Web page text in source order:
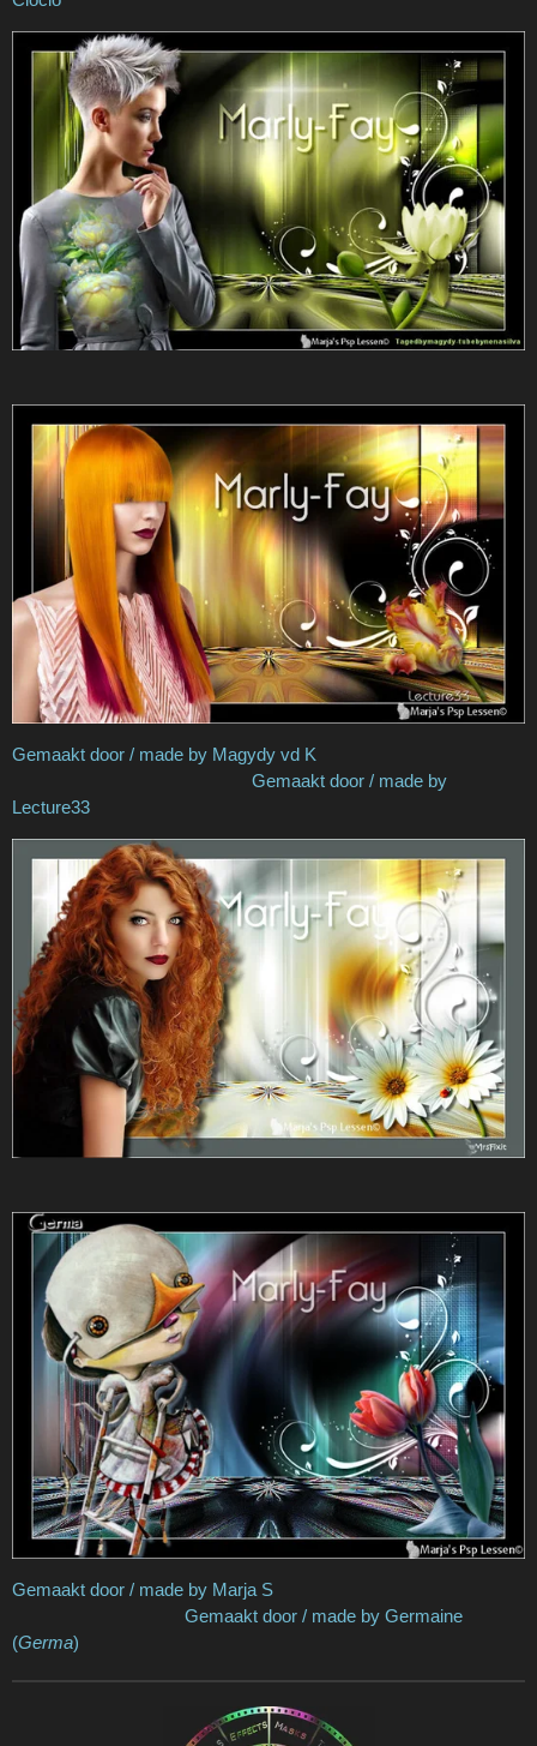
Gemaakt door / made by Magydy vd K
Gemaakt door / made by
Lecture33
Gemaakt door / made by Marja S
Gemaakt door / made by Germaine
(Germa)